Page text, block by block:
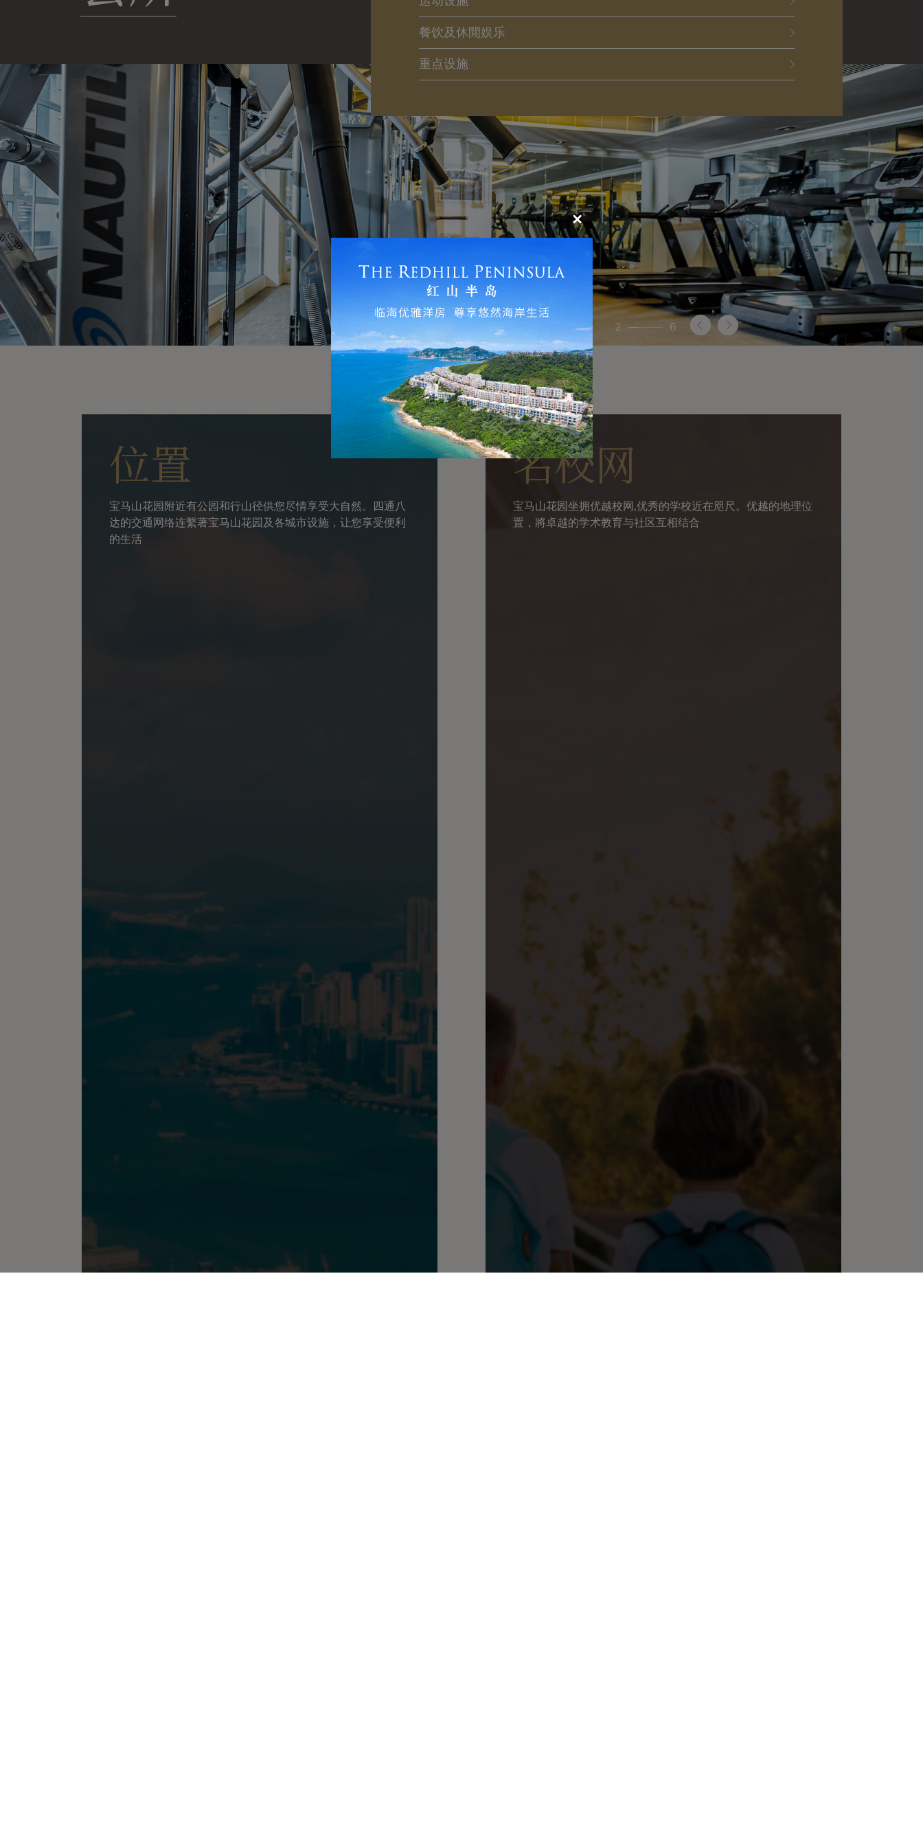
餐饮及休閒娱乐
重点设施
2 6
位置
宝马山花园附近有公园和行山径供您尽情享受大自然。四通八
达的交通网络连繫著宝马山花园及各城市设施，让您享受便利
的生活
名校网
宝马山花园坐拥优越校网,优秀的学校近在咫尺。优越的地理位
置，將卓越的学术教育与社区互相结合
×